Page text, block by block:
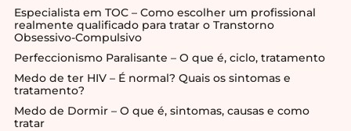
Especialista em TOC – Como escolher um profissional
realmente qualificado para tratar o Transtorno
Obsessivo-Compulsivo
Perfeccionismo Paralisante – O que é, ciclo, tratamento
Medo de ter HIV – É normal? Quais os sintomas e
tratamento?
Medo de Dormir – O que é, sintomas, causas e como
tratar